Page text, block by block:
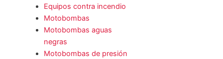
Equipos contra incendio
Motobombas
Motobombas aguas
negras
Motobombas de presión